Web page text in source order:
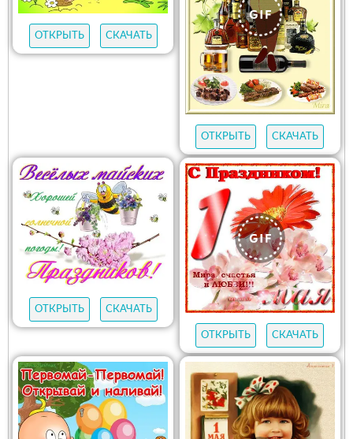
ОТКРЫТЬ СКАЧАТЬ
ОТКРЫТЬ СКАЧАТЬ
ОТКРЫТЬ СКАЧАТЬ
ОТКРЫТЬ СКАЧАТЬ